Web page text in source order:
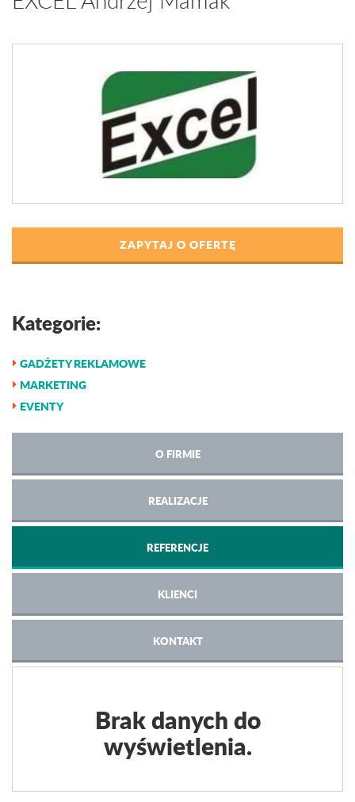
ZAPYTAJ O OFERTĘ
Kategorie:
GADŻETY REKLAMOWE
MARKETING
EVENTY
O FIRMIE
REALIZACJE
REFERENCJE
KLIENCI
KONTAKT
Brak danych do
wyświetlenia.